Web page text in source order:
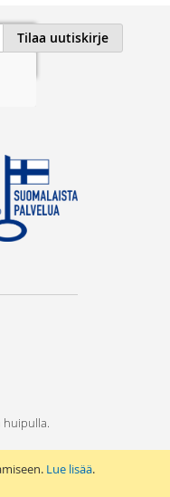
Lue lisää.
Tilaa uutiskirje
huipulla.